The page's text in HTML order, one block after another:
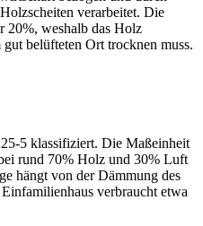
verarbeitet. Die
20%, weshalb das Holz
belüfteten Ort trocknen muss.
5 klassifiziert. Die Maßeinheit
rund 70% Holz und 30% Luft
hängt von der Dämmung des
verbraucht etwa